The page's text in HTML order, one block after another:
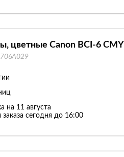
цветные Canon BCI-6 CMY
на 11 августа
сегодня до 16:00